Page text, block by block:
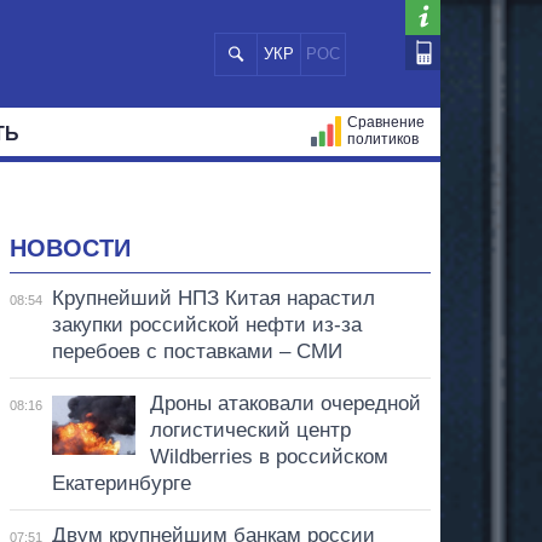
УКР РОС
Сравнение
политиков
НОВОСТИ
08:54
Крупнейший НПЗ Китая нарастил
закупки российской нефти из-за
перебоев с поставками – СМИ
08:16
Дроны атаковали очередной
логистический центр
Wildberries в российском
Екатеринбурге
07:51
Двум крупнейшим банкам россии